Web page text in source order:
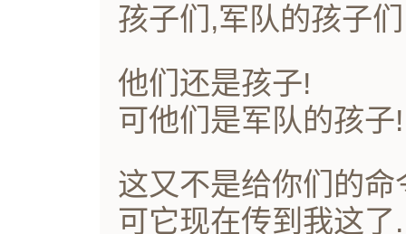
孩子们,军队的孩子
他们还是孩子!
可他们是军队的孩子!
这又不是给你们的命
可它现在传到我这了.